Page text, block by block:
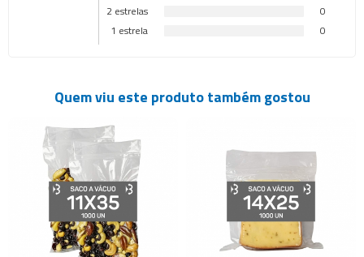
2 estrelas
0
1 estrela
0
Quem viu este produto também gostou